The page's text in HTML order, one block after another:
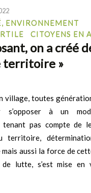
ENVIRONNEMENT
CITOYENS EN
on a créé
territoire »
village, toutes
s’opposer à un
pas compte de
territoire,
aussi la force de
lutte, s’est mise en